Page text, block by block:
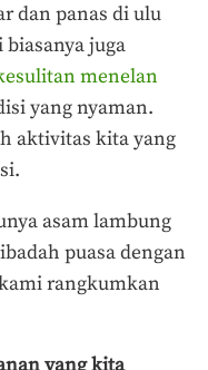
dan panas di ulu
juga
menelan
yang nyaman.
aktivitas kita yang
asam lambung
puasa dengan
rangkumkan